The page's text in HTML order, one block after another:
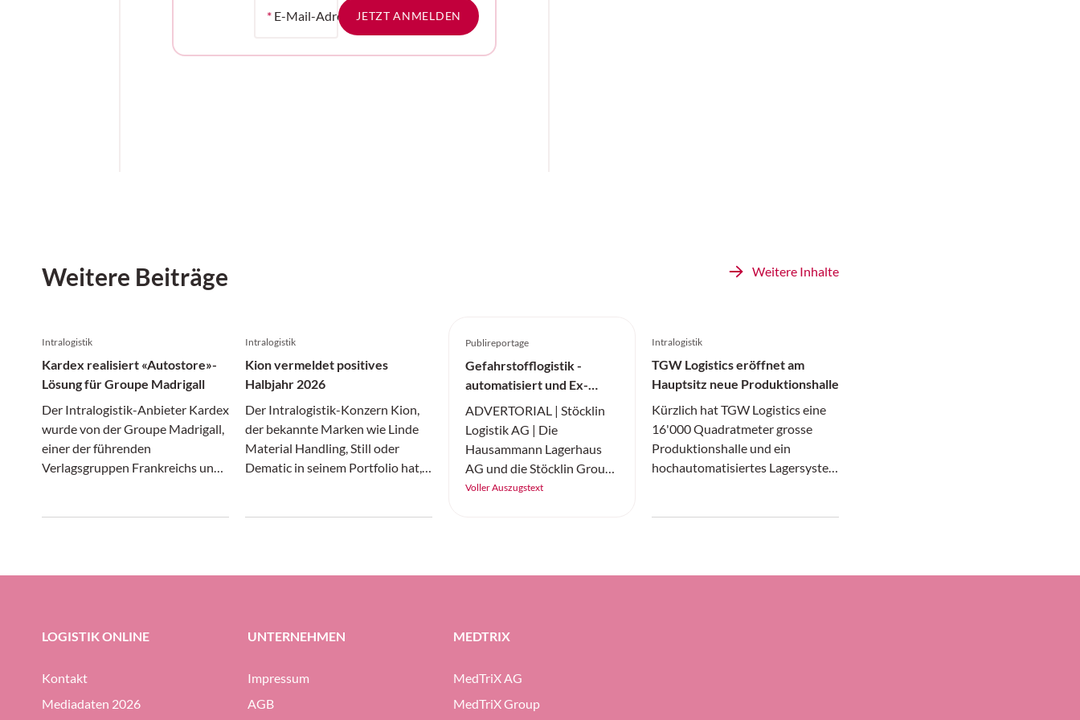
* E-Mail-AdresseJETZT ANMELDEN
Weitere Beiträge Weitere Inhalte
Intralogistik
Kardex realisiert «Autostore»-
Lösung für Groupe Madrigall
Der Intralogistik-Anbieter Kardex
wurde von der Groupe Madrigall,
einer der führenden
Verlagsgruppen Frankreichs und
Intralogistik
Kion vermeldet positives
Halbjahr 2026
Der Intralogistik-Konzern Kion,
der bekannte Marken wie Linde
Material Handling, Still oder
Dematic in seinem Portfolio hat,
Publireportage
Gefahrstofflogistik -
automatisiert und Ex-
Schutz-konform
ADVERTORIAL | Stöcklin
Logistik AG | Die
Hausammann Lagerhaus
AG und die Stöcklin Group
haben in der Schweiz am
Voller Auszugstext
Intralogistik
TGW Logistics eröffnet am
Hauptsitz neue Produktionshalle
Kürzlich hat TGW Logistics eine
16'000 Quadratmeter grosse
Produktionshalle und ein
hochautomatisiertes Lagersystem
LOGISTIK ONLINE
Kontakt
Mediadaten 2026
UNTERNEHMEN
Impressum
AGB
MEDTRIX
MedTriX AG
MedTriX Group